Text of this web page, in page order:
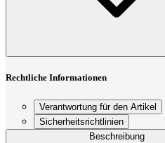
Rechtliche Informationen
Verantwortung für den Artikel
Sicherheitsrichtlinien
Beschreibung